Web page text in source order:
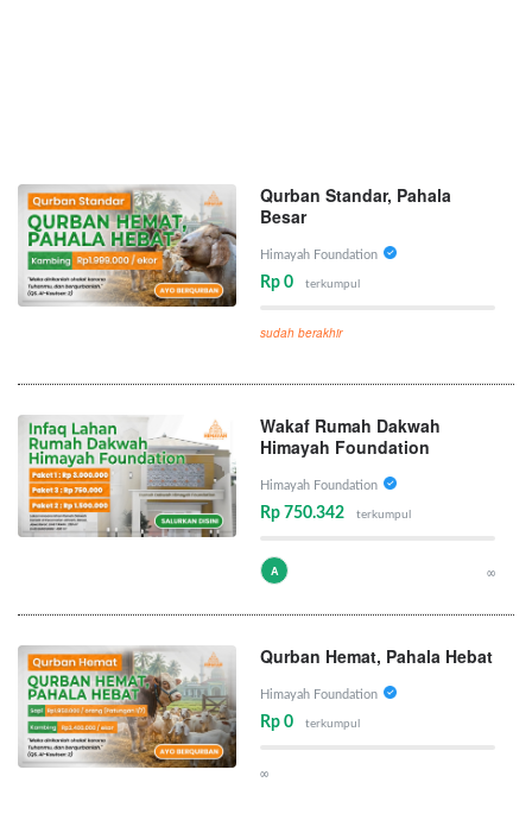
Qurban Standar, Pahala
Besar
Himayah Foundation
Rp 0 terkumpul
sudah berakhir
Wakaf Rumah Dakwah
Himayah Foundation
Himayah Foundation
Rp 750.342 terkumpul
A ∞
Qurban Hemat, Pahala Hebat
Himayah Foundation
Rp 0 terkumpul
∞